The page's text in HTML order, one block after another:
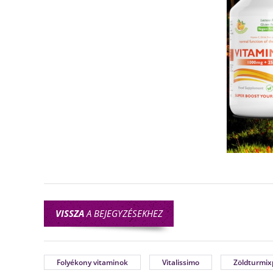
VISSZAA BEJEGYZÉSEKHEZ
Folyékony vitaminok Vitalissimo